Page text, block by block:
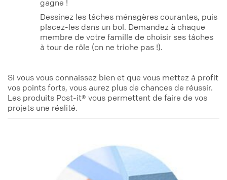
gagne !
Dessinez les tâches ménagères courantes, puis
placez-les dans un bol. Demandez à chaque
membre de votre famille de choisir ses tâches
à tour de rôle (on ne triche pas !).
Si vous vous connaissez bien et que vous mettez à profit
vos points forts, vous aurez plus de chances de réussir.
Les produits Post-it® vous permettent de faire de vos
projets une réalité.